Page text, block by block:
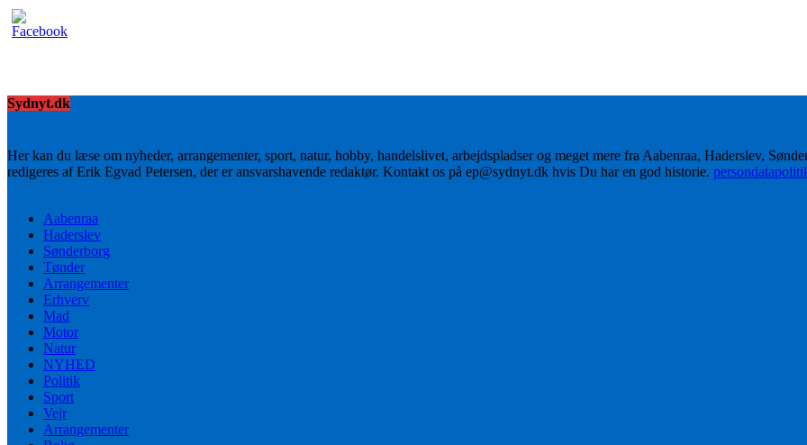
Sydnyt.dk
Her kan du læse om nyheder, arrangementer, sport, natur, hobby, handelslivet, arbejdspladser og meget mere fra Aabenraa, Haderslev,
redigeres af Erik Egvad Petersen, der er ansvarshavende redaktør. Kontakt os på ep@sydnyt.dk hvis Du har en god historie.
Aabenraa
Haderslev
Sønderborg
Tønder
Arrangementer
Erhverv
Mad
Motor
Natur
NYHED
Politik
Sport
Vejr
Arrangementer